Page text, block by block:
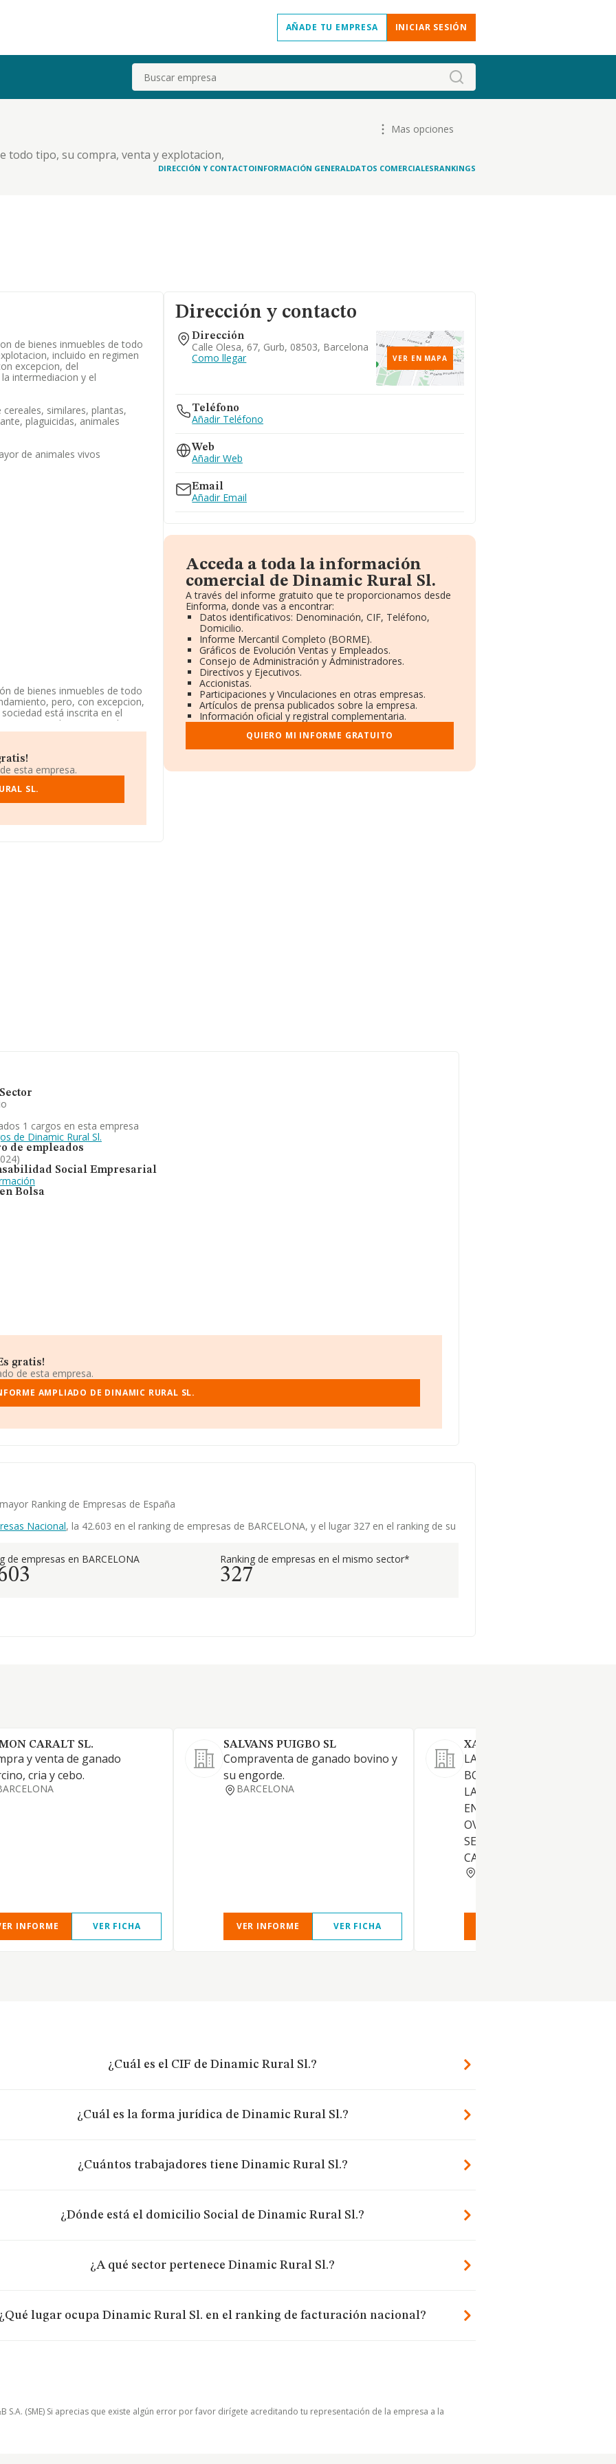
AÑADE TU EMPRESA INICIAR SESIÓN
Buscar
todo tipo, su compra, venta y explotacion,
del arrendamiento financiero. la
Mas opciones
DIRECCIÓN Y CONTACTOINFORMACIÓN GENERALDATOS COMERCIALESRANKINGS
de bienes inmuebles de todo
incluido en regimen
excepcion, del
intermediacion y el
similares, plantas,
plaguicidas, animales
de animales vivos
de bienes inmuebles de todo
pero, con excepcion,
está inscrita en el
al por mayor de
mercados exteriores.
de INFORMA, ha tenido
a los niveles de facturación
la empresa se ha colocado
de Caparra S.LyEs Prat
esta empresa.
SL.
Dirección y contacto
Dirección
Calle Olesa, 67, Gurb, 08503, Barcelona
Como llegar
VER EN MAPA
Teléfono
Añadir Teléfono
Web
Añadir Web
Email
Añadir Email
Acceda a toda la información
comercial de Dinamic Rural Sl.
A través del informe gratuito que te proporcionamos desde
Einforma, donde vas a encontrar:
Datos identificativos: Denominación, CIF, Teléfono,
Domicilio.
Informe Mercantil Completo (BORME).
Gráficos de Evolución Ventas y Empleados.
Consejo de Administración y Administradores.
Directivos y Ejecutivos.
Accionistas.
Participaciones y Vinculaciones en otras empresas.
Artículos de prensa publicados sobre la empresa.
Información oficial y registral complementaria.
QUIERO MI INFORME GRATUITO
1 cargos en esta empresa
de Dinamic Rural Sl.
de empleados
Social Empresarial
Bolsa
gratis!
de esta empresa.
AMPLIADO DE DINAMIC RURAL SL.
Ranking de Empresas de España
Nacional, la 42.603 en el ranking de empresas de BARCELONA, y el lugar 327 en el ranking de su
de empresas en BARCELONA Ranking de empresas en el mismo sector*
327
CARALT SL.
y venta de ganado
cria y cebo.
INFORME VER FICHA
SALVANS PUIGBO SL
Compraventa de ganado bovino y
su engorde.
BARCELONA
VER INFORME VER FICHA
XAIS DEL COLLSACABRA
LA COMPRA Y VENTA DE
BOVINO Y OVINO, INCLUSO
LANA, EXPLOTACION, CRIA Y
ENGORDE DE GANADO
OVINO SERVICIO DE
SERVICIO DE TRANSPORTE
CARNE Y GANADO
¿Cuál es el CIF de Dinamic Rural Sl.?
¿Cuál es la forma jurídica de Dinamic Rural Sl.?
¿Cuántos trabajadores tiene Dinamic Rural Sl.?
¿Dónde está el domicilio Social de Dinamic Rural Sl.?
¿A qué sector pertenece Dinamic Rural Sl.?
¿Qué lugar ocupa Dinamic Rural Sl. en el ranking de facturación nacional?
(SME) Si aprecias que existe algún error por favor dirígete acreditando tu representación de la empresa a la